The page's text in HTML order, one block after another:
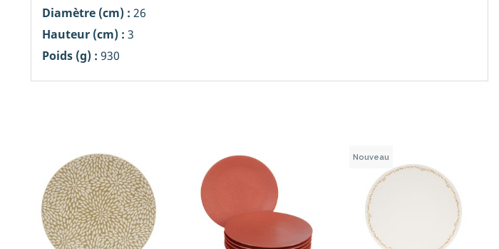
Diamètre (cm) : 26
Hauteur (cm) : 3
Poids (g) : 930
Nouveau